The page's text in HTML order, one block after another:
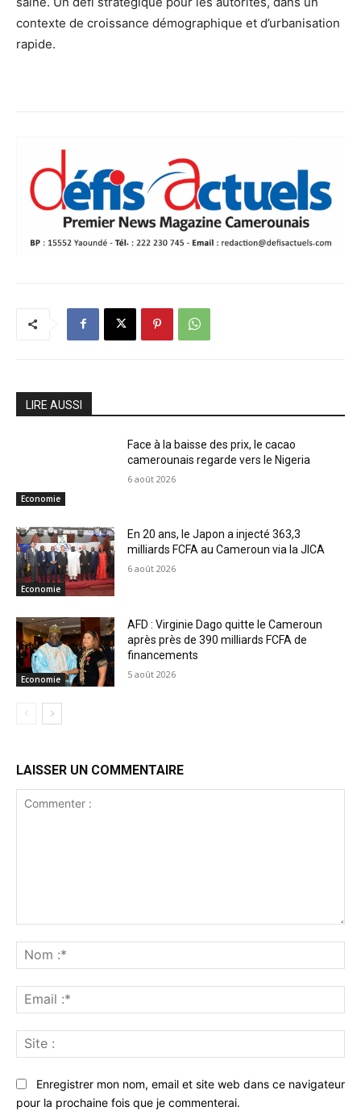
contexte de croissance démographique et d’urbanisation
rapide.
LIRE AUSSI
Economie
Face à la baisse des prix, le cacao
camerounais regarde vers le Nigeria
6 août 2026
Economie
En 20 ans, le Japon a injecté 363,3
milliards FCFA au Cameroun via la JICA
6 août 2026
Economie
AFD : Virginie Dago quitte le Cameroun
après près de 390 milliards FCFA de
financements
5 août 2026
LAISSER UN COMMENTAIRE
:*
:*
:
Enregistrer mon nom, email et site web dans ce navigateur
pour la prochaine fois que je commenterai.